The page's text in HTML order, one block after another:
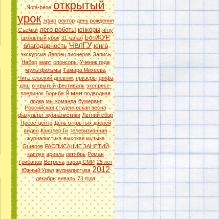
Nota-bene открытый
урок эфир ректор день рождения
Съемки лего-роботы юнкоры чгпу
школьный урок 31 канал БонЖУР
благодарность ЧелГУ юнга
экскурсия Дворец пионеров Запись
Набор март спонсоры Ученик года
мультфильмы Тамара Михеева
Читательский дневник призёры фифа
дпш открытый фестиваль экспресс-
поединок Борьба 9 мая подводная
лодка мы команда бумеранг
Российская студенческая весна
факультет журналистики Летний сбор
Пресс-центр День открытых дверей
видео Канцлер Ги телевизионная
журналистика высокая музыка
Ошеров РАСПИСАНИЕ ЗАНЯТИЙ
каплун ариэль октябрь Роман
Грибанов Встреча парад СМИ 25 лет
Южный Урал журналистика 2012
декабрь январь 73 года